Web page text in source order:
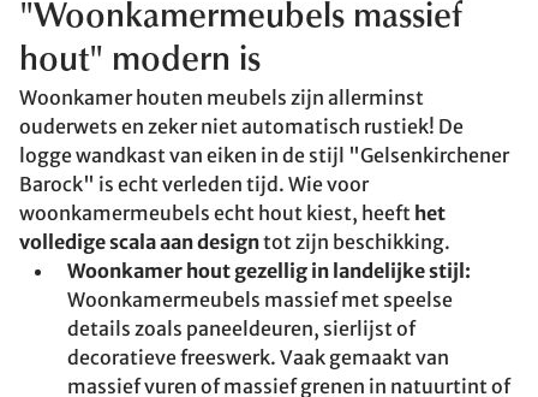
"Woonkamermeubels massief
hout" modern is
Woonkamer houten meubels zijn allerminst
ouderwets en zeker niet automatisch rustiek! De
logge wandkast van eiken in de stijl "Gelsenkirchener
Barock" is echt verleden tijd. Wie voor
woonkamermeubels echt hout kiest, heeft het
volledige scala aan designtot zijn beschikking.
Woonkamer hout gezellig in landelijke stijl:
Woonkamermeubels massief met speelse
details zoals paneeldeuren, sierlijst of
decoratieve freeswerk. Vaak gemaakt van
massief vuren of massief grenen in natuurtint of